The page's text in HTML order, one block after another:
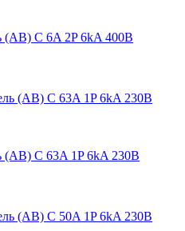
(АВ) C 6A 2P 6kA 400В
(АВ) C 63A 1P 6kA 230В